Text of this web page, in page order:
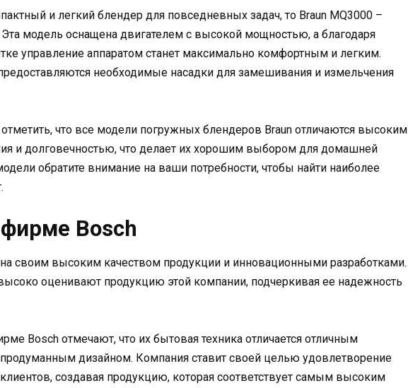
и легкий блендер для повседневных задач, то Braun MQ3000 –
модель оснащена двигателем с высокой мощностью, а благодаря
управление аппаратом станет максимально комфортным и легким.
необходимые насадки для замешивания и измельчения
что все модели погружных блендеров Braun отличаются высоким
и долговечностью, что делает их хорошим выбором для домашней
обратите внимание на ваши потребности, чтобы найти наиболее
Bosch
своим высоким качеством продукции и инновационными разработками.
оценивают продукцию этой компании, подчеркивая ее надежность
Bosch отмечают, что их бытовая техника отличается отличным
дизайном. Компания ставит своей целью удовлетворение
создавая продукцию, которая соответствует самым высоким